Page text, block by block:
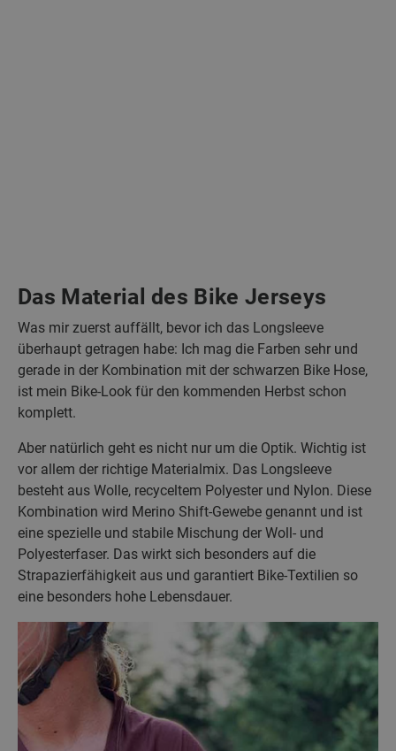
Das Material des Bike Jerseys
Was mir zuerst auffällt, bevor ich das Longsleeve
überhaupt getragen habe: Ich mag die Farben sehr und
gerade in der Kombination mit der schwarzen Bike Hose,
ist mein Bike-Look für den kommenden Herbst schon
komplett.
Aber natürlich geht es nicht nur um die Optik. Wichtig ist
vor allem der richtige Materialmix. Das Longsleeve
besteht aus Wolle, recyceltem Polyester und Nylon. Diese
Kombination wird Merino Shift-Gewebe genannt und ist
eine spezielle und stabile Mischung der Woll- und
Polyesterfaser. Das wirkt sich besonders auf die
Strapazierfähigkeit aus und garantiert Bike-Textilien so
eine besonders hohe Lebensdauer.